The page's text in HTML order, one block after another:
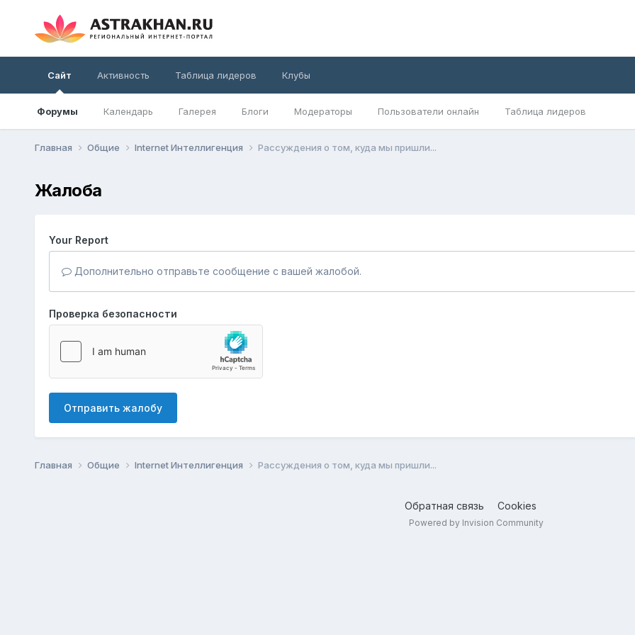
Сайт
Форумы Календарь Галерея Блоги Модераторы Пользователи онлайн Таблица лидеров
Активность Таблица лидеров Клубы
Главная Общие Internet Интеллигенция Рассуждения о том, куда мы пришли...
Жалоба
Your Report
Дополнительно отправьте сообщение с вашей жалобой.
Проверка безопасности
Отправить жалобу
Главная Общие Internet Интеллигенция Рассуждения о том, куда мы пришли...
Обратная связь Cookies
Powered by Invision Community